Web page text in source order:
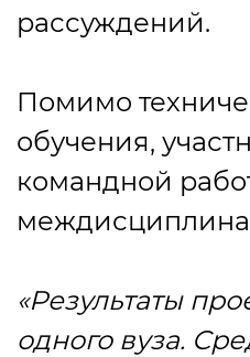
рассуждений.
Помимо
обучения,
командной
«Результаты
одного вуза.